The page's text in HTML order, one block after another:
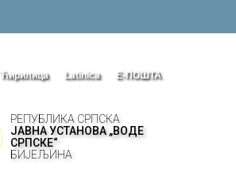
Ћирилица Latinica Е-ПОШТА
РЕПУБЛИКА СРПСКА
ЈАВНА УСТАНОВА „ВОДЕ
СРПСКЕ“
БИЈЕЉИНА